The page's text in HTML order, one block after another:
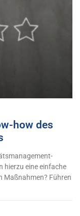
how des
hierzu eine einfache
Maßnahmen? Führen